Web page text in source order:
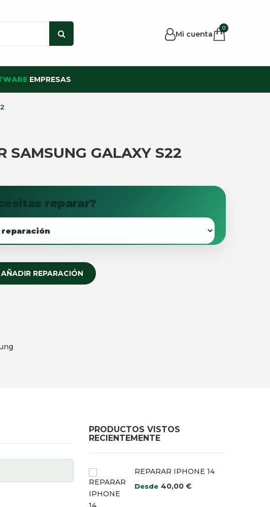
Mi cuenta
0
EMPRESAS
SAMSUNG GALAXY S22
reparar?
AÑADIR REPARACIÓN
PRODUCTOS VISTOS
RECIENTEMENTE
REPARAR IPHONE 14
Desde 40,00 €